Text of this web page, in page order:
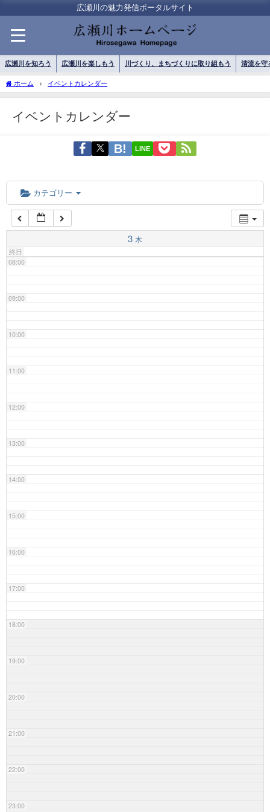
広瀬川の魅力発信ポータルサイト
広瀬川を知ろう 広瀬川を楽しもう 川づくり、まちづくりに取り組もう 清流を守
ホーム イベントカレンダー
イベントカレンダー
LINE
カテゴリー
3 木
終日
02:00
03:00
04:00
06:00
07:00
08:00
09:00
10:00
11:00
12:00
13:00
14:00
15:00
16:00
17:00
18:00
19:00
20:00
21:00
22:00
23:00